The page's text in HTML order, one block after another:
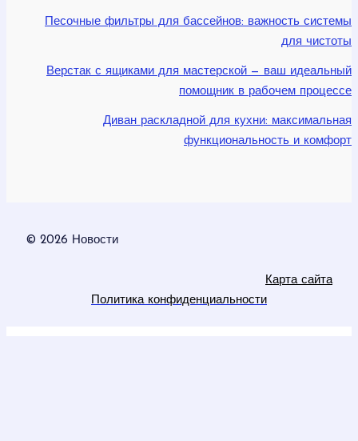
Песочные фильтры для бассейнов: важность системы
для чистоты
Верстак с ящиками для мастерской — ваш идеальный
помощник в рабочем процессе
Диван раскладной для кухни: максимальная
функциональность и комфорт
© 2026 Новости
Карта сайта
Политика конфиденциальности